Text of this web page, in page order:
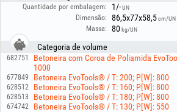
Quantidade por embalagem: 1/-UN
Dimensão: 86,5x77x58,5cm/UN
Massa: 80 kg/UN
Categoria de volume
682751
Betoneira com Coroa de Poliamida
1000
677849 Betoneira EvoTools® / T: 200; P[W]: 800
628512 Betoneira EvoTools® / T: 160; P[W]: 800
628513 Betoneira EvoTools® / T: 180; P[W]: 800
674742 Betoneira EvoTools® / T: 130; P[W]: 550